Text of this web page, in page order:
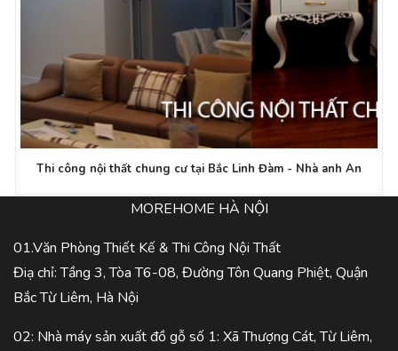
Thi công nội thất chung cư tại Bắc Linh Đàm - Nhà anh An
MOREHOME HÀ NỘI
01.Văn Phòng Thiết Kế & Thi Công Nội Thất
Điạ chỉ: Tầng 3, Tòa T6-08, Đường Tôn Quang Phiệt, Quận
Bắc Từ Liêm, Hà Nội
02: Nhà máy sản xuất đồ gỗ số 1: Xã Thượng Cát, Từ Liêm,